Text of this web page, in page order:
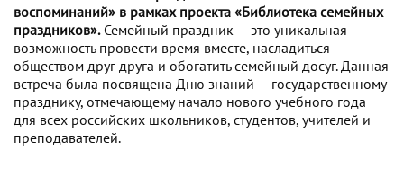
воспоминаний» в рамках проекта «Библиотека семейных
праздников».Семейный праздник — это уникальная
возможность провести время вместе, насладиться
обществом друг друга и обогатить семейный досуг. Данная
встреча была посвящена Дню знаний — государственному
празднику, отмечающему начало нового учебного года
для всех российских школьников, студентов, учителей и
преподавателей.